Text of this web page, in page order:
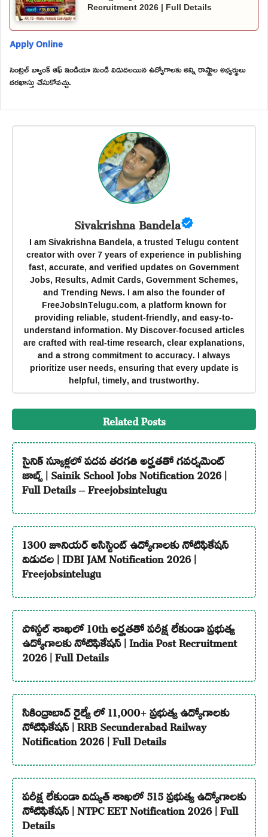
Recruitment 2026 | Full Details
Apply Online
సెంట్రల్ బ్యాంక్ ఆఫ్ ఇండియా నుండి విడుదలయిన ఉద్యోగాలకు అన్ని రాష్ట్రాల అభ్యర్థులు
దరఖాస్తు చేసుకోవచ్చు.
Sivakrishna Bandela
I am Sivakrishna Bandela, a trusted Telugu content
creator with over 7 years of experience in publishing
fast, accurate, and verified updates on Government
Jobs, Results, Admit Cards, Government Schemes,
and Trending News. I am also the founder of
FreeJobsInTelugu.com, a platform known for
providing reliable, student-friendly, and easy-to-
understand information. My Discover-focused articles
are crafted with real-time research, clear explanations,
and a strong commitment to accuracy. I always
prioritize user needs, ensuring that every update is
helpful, timely, and trustworthy.
Related Posts
సైనిక్ స్కూళ్లలో పదవ తరగతి అర్హతతో గవర్నమెంట్
జాబ్స్ | Sainik School Jobs Notification 2026 |
Full Details – Freejobsintelugu
1300 జూనియర్ అసిస్టెంట్ ఉద్యోగాలకు నోటిఫికేషన్
విడుదల | IDBI JAM Notification 2026 |
Freejobsintelugu
పోస్టల్ శాఖలో 10th అర్హతతో పరీక్ష లేకుండా ప్రభుత్వ
ఉద్యోగాలకు నోటిఫికేషన్ | India Post Recruitment
2026 | Full Details
సికింద్రాబాద్ రైల్వే లో 11,000+ ప్రభుత్వ ఉద్యోగాలకు
నోటిఫికేషన్ | RRB Secunderabad Railway
Notification 2026 | Full Details
పరీక్ష లేకుండా విద్యుత్ శాఖలో 515 ప్రభుత్వ ఉద్యోగాలకు
నోటిఫికేషన్ | NTPC EET Notification 2026 | Full
Details